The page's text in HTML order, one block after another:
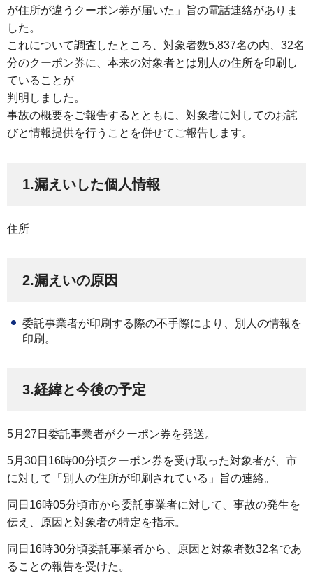
が住所が違うクーポン券が届いた」旨の電話連絡がありま
した。
これについて調査したところ、対象者数5,837名の内、32名
分のクーポン券に、本来の対象者とは別人の住所を印刷し
ていることが
判明しました。
事故の概要をご報告するとともに、対象者に対してのお詫
びと情報提供を行うことを併せてご報告します。
1.漏えいした個人情報
住所
2.漏えいの原因
委託事業者が印刷する際の不手際により、別人の情報を
印刷。
3.経緯と今後の予定
5月27日委託事業者がクーポン券を発送。
5月30日16時00分頃クーポン券を受け取った対象者が、市
に対して「別人の住所が印刷されている」旨の連絡。
同日16時05分頃市から委託事業者に対して、事故の発生を
伝え、原因と対象者の特定を指示。
同日16時30分頃委託事業者から、原因と対象者数32名であ
ることの報告を受けた。